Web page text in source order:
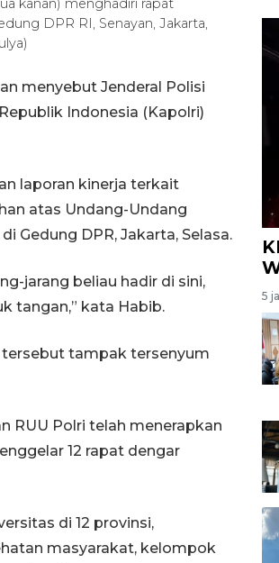
kanan) menghadiri rapat
DPR RI, Senayan, Jakarta,
menyebut Jenderal Polisi
Indonesia (Kapolri)
laporan kinerja terkait
atas Undang-Undang
Gedung DPR, Jakarta, Selasa.
jarang beliau hadir di sini,
tangan,” kata Habib.
tersebut tampak tersenyum
RUU Polri telah menerapkan
12 rapat dengar
di 12 provinsi,
masyarakat, kelompok
5